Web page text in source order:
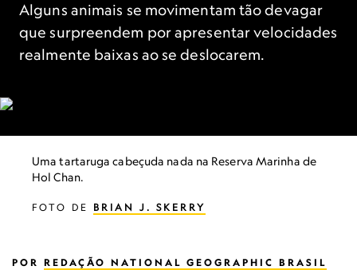
Alguns animais se movimentam tão devagar
que surpreendem por apresentar velocidades
realmente baixas ao se deslocarem.
Uma tartaruga cabeçuda nada na Reserva Marinha de
Hol Chan.
FOTO DE BRIAN J. SKERRY
POR REDAÇÃO NATIONAL GEOGRAPHIC BRASIL